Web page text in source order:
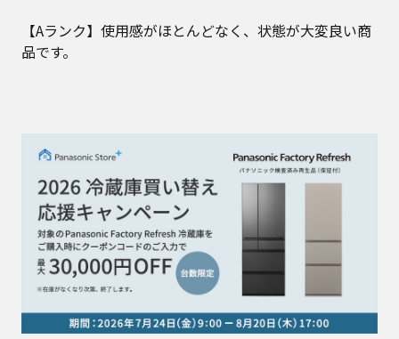
【Aランク】使用感がほとんどなく、状態が大変良い商
品です。